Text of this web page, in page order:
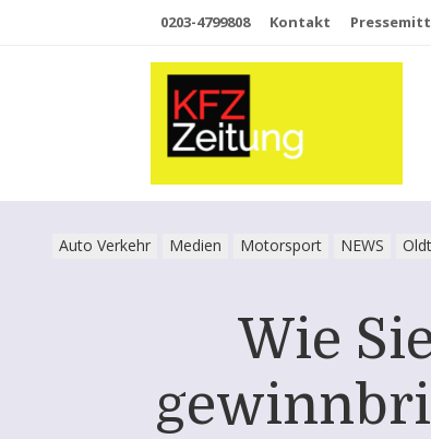
0203-4799808 Kontakt
Auto Verkehr Medien Motorsport NEWS
Wie